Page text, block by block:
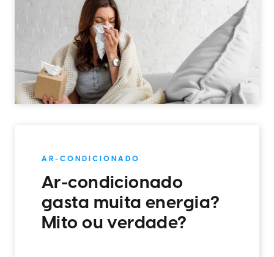
AR-CONDICIONADO
Ar-condicionado
gasta muita energia?
Mito ou verdade?